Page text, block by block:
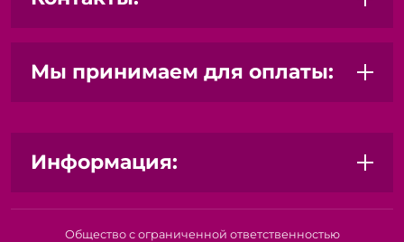
Мы принимаем для оплаты:
Информация:
Общество с ограниченной ответственностью